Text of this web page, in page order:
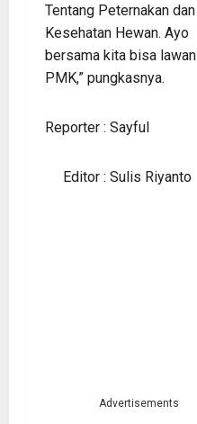
Tentang Peternakan dan
Kesehatan Hewan. Ayo
bersama kita bisa lawan
PMK,” pungkasnya.
Reporter : Sayful
Editor : Sulis Riyanto
Advertisements